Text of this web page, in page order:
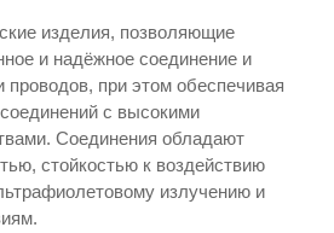
изделия, позволяющие
и надёжное соединение и
проводов, при этом обеспечивая
с высокими
Соединения обладают
стойкостью к воздействию
излучению и